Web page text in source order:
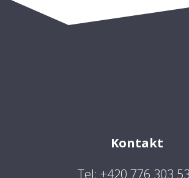
Kontakt
Tel: +420 776 303